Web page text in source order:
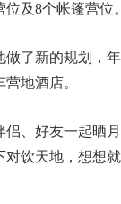
位及8个帐篷营位
了新的规划，
地酒店。
、好友一起晒
饮天地，想想